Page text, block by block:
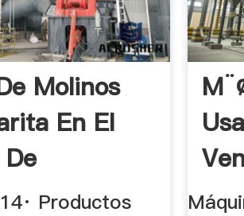
Molinos
En El
...
Productos